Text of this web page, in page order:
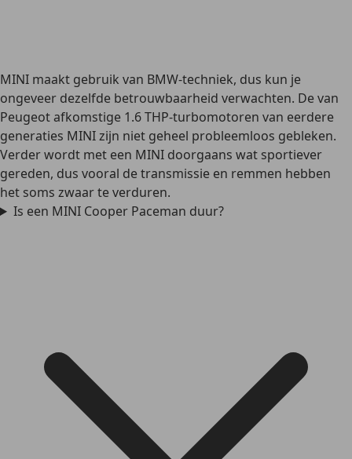
MINI maakt gebruik van BMW-techniek, dus kun je
ongeveer dezelfde betrouwbaarheid verwachten. De van
Peugeot afkomstige 1.6 THP-turbomotoren van eerdere
generaties MINI zijn niet geheel probleemloos gebleken.
Verder wordt met een MINI doorgaans wat sportiever
gereden, dus vooral de transmissie en remmen hebben
het soms zwaar te verduren.
Is een MINI Cooper Paceman duur?